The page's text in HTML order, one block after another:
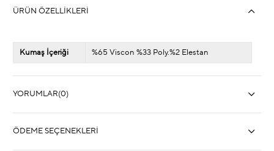
ÜRÜN ÖZELLIKLERI
Kumaş İçeriği %65 Viscon %33 Poly.%2 Elestan
YORUMLAR(0)
ÖDEME SEÇENEKLERI